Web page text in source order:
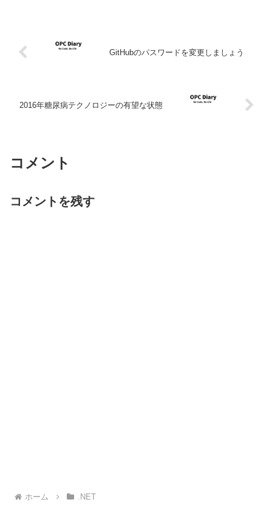
GitHubのパスワードを変更しましょう
2016年糖尿病テクノロジーの有望な状態
コメント
コメントを残す
ホーム .NET